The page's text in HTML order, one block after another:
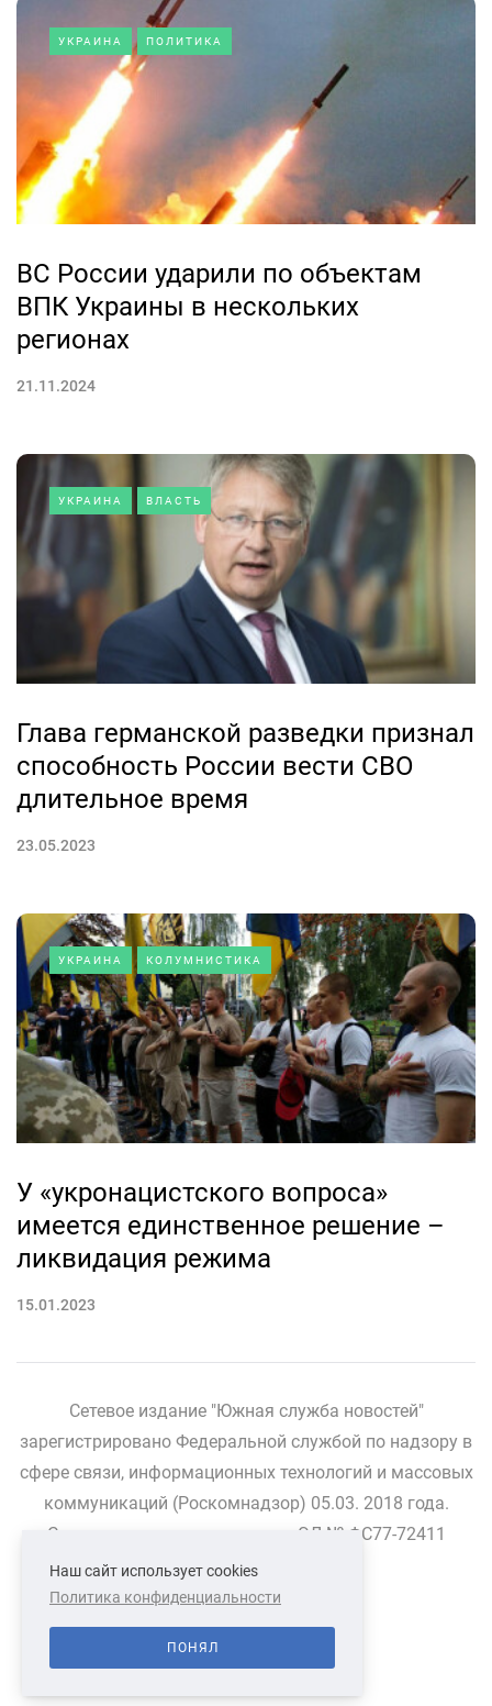
УКРАИНА ПОЛИТИКА
ВС России ударили по объектам
ВПК Украины в нескольких
регионах
21.11.2024
УКРАИНА ВЛАСТЬ
Глава германской разведки признал
способность России вести СВО
длительное время
23.05.2023
УКРАИНА КОЛУМНИСТИКА
У «укронацистского вопроса»
имеется единственное решение –
ликвидация режима
15.01.2023
Сетевое издание "Южная служба новостей"
зарегистрировано Федеральной службой по надзору в
сфере связи, информационных технологий и массовых
коммуникаций (Роскомнадзор) 05.03. 2018 года.
Свидетельство о регистрации ЭЛ № ФС77-72411
СВЯЗАТЬСЯ С НАМИ
Наш сайт использует cookies
Политика конфиденциальности
ПОНЯЛ